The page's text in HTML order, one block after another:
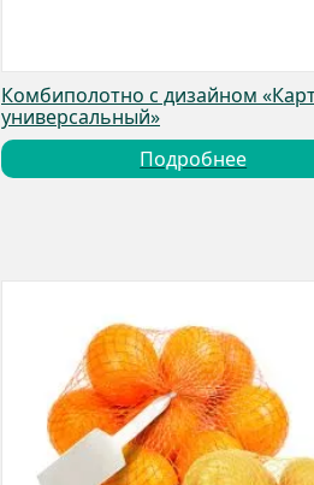
Комбиполотно с дизайном
универсальный»
Подробнее